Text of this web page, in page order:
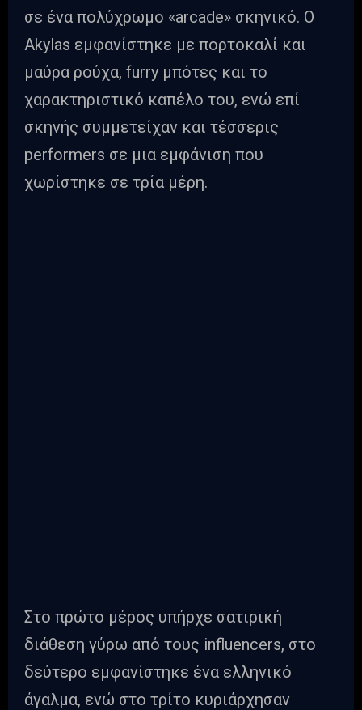
σε ένα πολύχρωμο «arcade» σκηνικό. Ο
Akylas εμφανίστηκε με πορτοκαλί και
μαύρα ρούχα, furry μπότες και το
χαρακτηριστικό καπέλο του, ενώ επί
σκηνής συμμετείχαν και τέσσερις
performers σε μια εμφάνιση που
χωρίστηκε σε τρία μέρη.
Στο πρώτο μέρος υπήρχε σατιρική
διάθεση γύρω από τους influencers, στο
δεύτερο εμφανίστηκε ένα ελληνικό
άγαλμα, ενώ στο τρίτο κυριάρχησαν